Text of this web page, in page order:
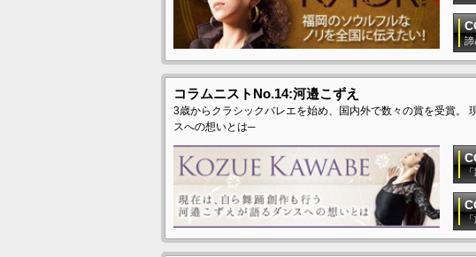
諦
コラムニストNo.14:河邉こずえ
3歳からクラシックバレエを始め、国内外で数々の賞を受賞。
スへの想いとは─
「
「